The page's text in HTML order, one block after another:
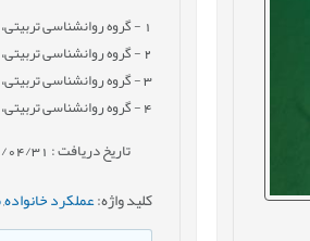
1 - گروه روان‏شناسی
2- گروه روان‏شناسی
3- گروه روان‏شناسی
4- گروه روان‏شناسی
تاریخ دریافت : 1402/04/31
کلید واژه:عملکرد خانواده,